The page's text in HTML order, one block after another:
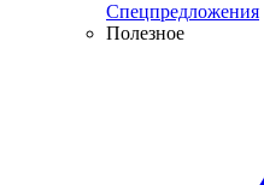
Спецпредложения
Полезное